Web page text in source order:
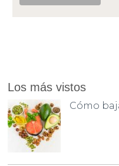
Los más vistos
Cómo